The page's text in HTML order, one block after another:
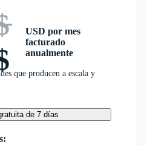
USD por mes
facturado
anualmente
que producen a escala y
de 7 días